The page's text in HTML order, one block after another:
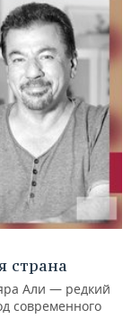
страна
Али — редкий
современного